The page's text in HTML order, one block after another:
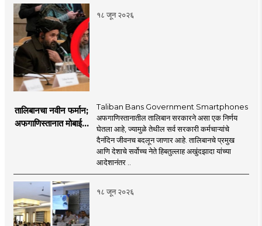
१८ जून २०२६
तालिबानचा नवीन फर्मान;
अफगाणिस्तानात मोबाईल
Taliban Bans Government Smartphones
अफगाणिस्तानातील तालिबान सरकारने असा एक निर्णय
घेतला आहे, ज्यामुळे तेथील सर्व सरकारी कर्मचाऱ्यांचे
दैनंदिन जीवनच बदलून जाणार आहे. तालिबानचे प्रमुख
आणि देशाचे सर्वोच्च नेते हिबतुल्लाह अखुंदझादा यांच्या
आदेशानंतर ..
१८ जून २०२६